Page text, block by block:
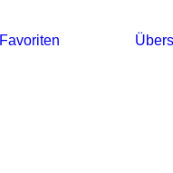
Favoriten